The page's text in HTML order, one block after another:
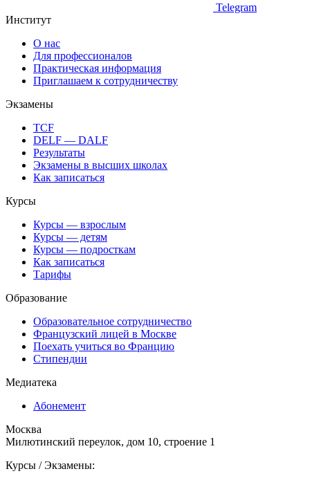
Telegram
Институт
О нас
Для профессионалов
Практическая информация
Приглашаем к сотрудничеству
Экзамены
TCF
DELF — DALF
Результаты
Экзамены в высших школах
Как записаться
Курсы
Курсы — взрослым
Курсы — детям
Курсы — подросткам
Как записаться
Тарифы
Образование
Образовательное сотрудничество
Французский лицей в Москве
Поехать учиться во Францию
Стипендии
Медиатека
Абонемент
Москва
Милютинский переулок, дом 10, строение 1
Курсы / Экзамены: